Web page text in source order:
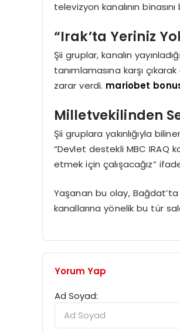
televizyon kanalının
“Irak’ta Yeriniz
Şii gruplar, kanalın
tanımlamasına karşı
zarar verdi. mariobet
Milletvekilinden
Şii gruplara yakınlığıyla
“Devlet destekli MBC IRAQ
etmek için çalışacağız”
Yaşanan bu olay,
kanallarına yönelik bu tür
Yorum Yap
Ad Soyad: